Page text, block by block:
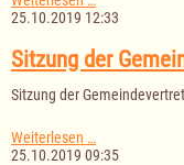
der
Groß
Sarau
25.10.2019 12:33
Sitzung der
Sitzung der
Weiterlesen …
der
25.10.2019 09:35